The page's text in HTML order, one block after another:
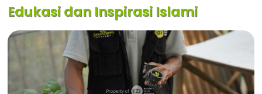
Edukasi dan Inspirasi Islami